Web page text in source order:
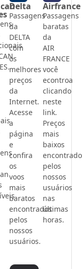
Delta
Passagens
da
DELTA
com
os
melhores
preços
da
Internet.
Acesse
a
página
e
confira
os
voos
mais
baratos
encontrados
pelos
nossos
usuários.
Airfrance
Passagens
baratas
da
AIR
FRANCE
você
econtroa
clicando
neste
link.
Preços
mais
baixos
pelos
nossos
usuários
nas
últimas
horas.